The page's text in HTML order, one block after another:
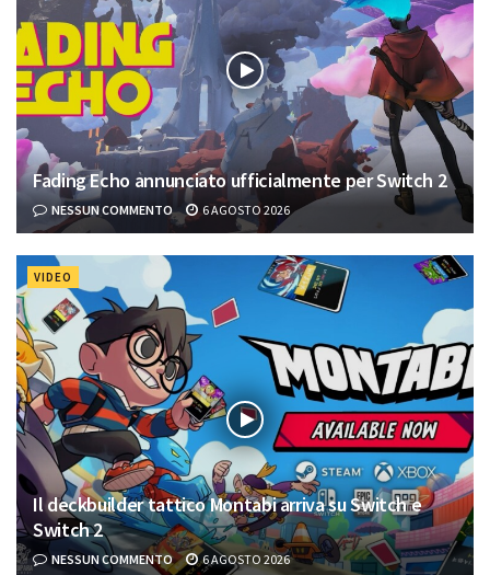
Fading Echo annunciato ufficialmente per Switch 2
NESSUN COMMENTO 6 AGOSTO 2026
VIDEO
Il deckbuilder tattico Montabi arriva su Switch e
Switch 2
NESSUN COMMENTO 6 AGOSTO 2026